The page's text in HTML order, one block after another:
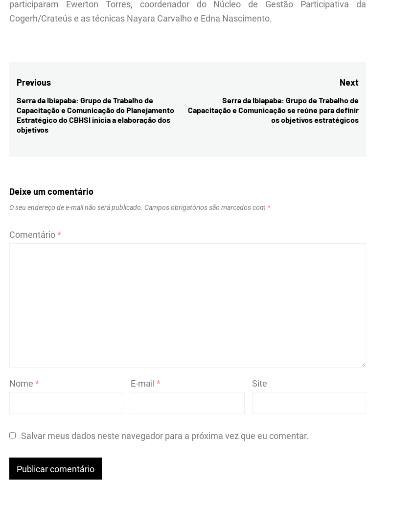
participaram Ewerton Torres, coordenador do Núcleo de Gestão Participativa da
Cogerh/Crateús e as técnicas Nayara Carvalho e Edna Nascimento.
Navegação
de
Post
Previous
Previous
post:
Serra da Ibiapaba: Grupo de Trabalho de
Capacitação e Comunicação do Planejamento
Estratégico do CBHSI inicia a elaboração dos
objetivos
Next
Next
Serra da Ibiapaba: Grupo de Trabalho de
Capacitação e Comunicação se reúne para definir
os objetivos estratégicos
Deixe um comentário
O seu endereço de e-mail não será publicado. Campos obrigatórios são marcados com *
Comentário*
Nome* E-mail * Site
Salvar meus dados neste navegador para a próxima vez que eu comentar.